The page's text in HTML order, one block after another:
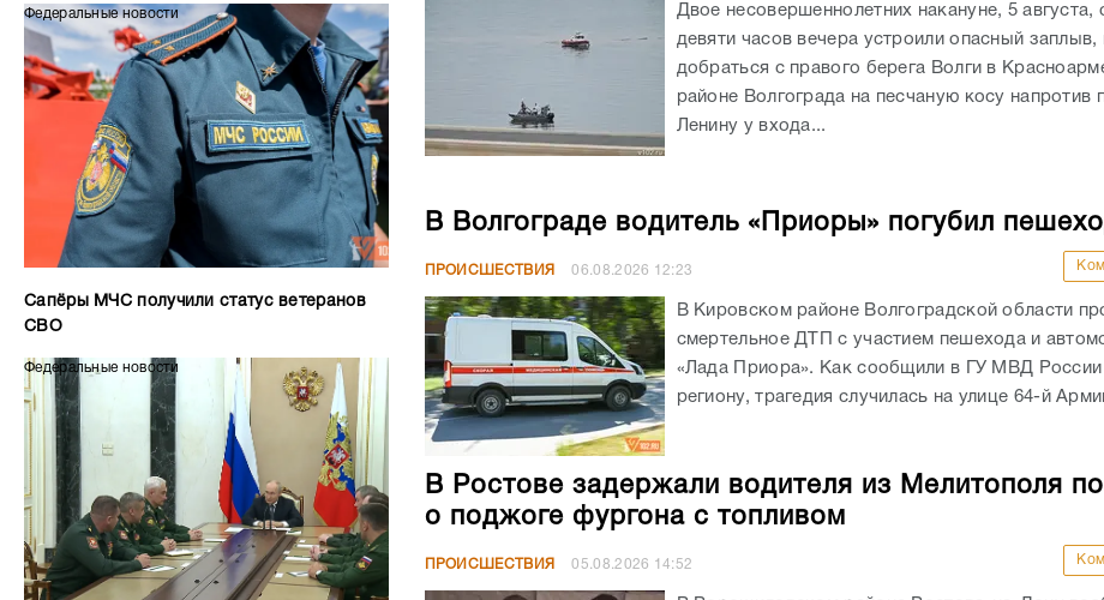
Федеральные новости
Сапёры МЧС получили статус ветеранов
СВО
Федеральные новости
Двое несовершеннолетних накануне, 5 августа,
девяти часов вечера устроили опасный заплыв,
добраться с правого берега Волги в
районе Волгограда на песчаную косу напротив
Ленину у входа...
В Волгограде водитель «Приоры» погубил
ПРОИСШЕСТВИЯ 06.08.2026 12:23
В Кировском районе Волгоградской области
смертельное ДТП с участием пешехода и
«Лада Приора». Как сообщили в ГУ МВД России
региону, трагедия случилась на улице 64-й
В Ростове задержали водителя из Мелитополя
о поджоге фургона с топливом
ПРОИСШЕСТВИЯ 05.08.2026 14:52